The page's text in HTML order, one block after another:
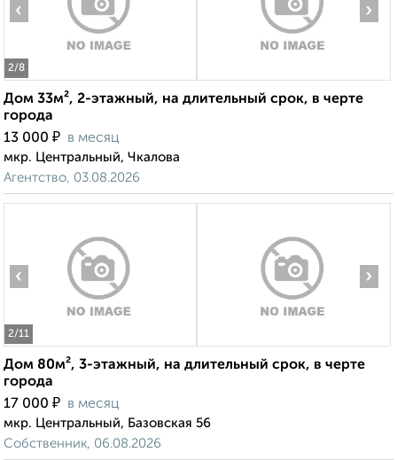
2/8
‹ ›
Дом 33м², 2-этажный, на длительный срок, в черте
города
13 000 ₽ в месяц
мкр. Центральный, Чкалова
Агентство, 03.08.2026
2/11
‹ ›
Дом 80м², 3-этажный, на длительный срок, в черте
города
17 000 ₽ в месяц
мкр. Центральный, Базовская 56
Собственник, 06.08.2026